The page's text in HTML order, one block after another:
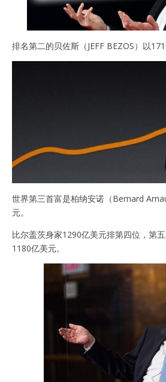
排名第二的贝佐斯（JEFF BEZOS）以
世界第三首富是柏纳安诺（Bernard
元。
比尔盖茨身家1290亿美元排第四位，第
1180亿美元。